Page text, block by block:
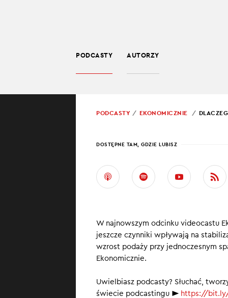
PODCASTY AUTORZY
PROWADZĄCY:
jest zmiana w
oczekiwanie
Wielu z nich
PODCASTY
EKONOMICZNIE
DOSTĘPNE TAM, GDZIE LUBISZ
W najnowszym odcinku videocastu
jeszcze czynniki wpływają na
wzrost podaży przy jednoczesnym
Ekonomicznie.
Uwielbiasz podcasty? Słuchać,
świecie podcastingu ► https://